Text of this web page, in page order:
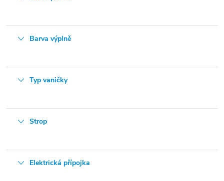
Barva výplně
Typ vaničky
Strop
Elektrická přípojka